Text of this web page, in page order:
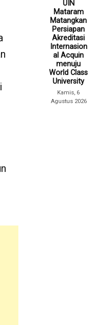
UIN
Mataram
Matangkan
Persiapan
Akreditasi
Internasion
al Acquin
menuju
World Class
University
Kamis, 6
Agustus 2026